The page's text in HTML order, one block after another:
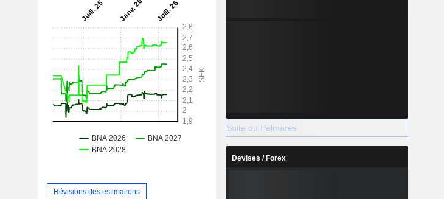
Révisions des estimations
Suite du Palmarès
Devises / Forex